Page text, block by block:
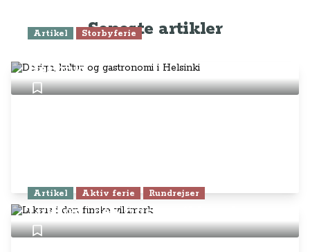
Seneste artikler
Artikel Storbyferie
Helsinki
Artikel Aktiv ferie Rundrejser
Luksus i den finske vildmark